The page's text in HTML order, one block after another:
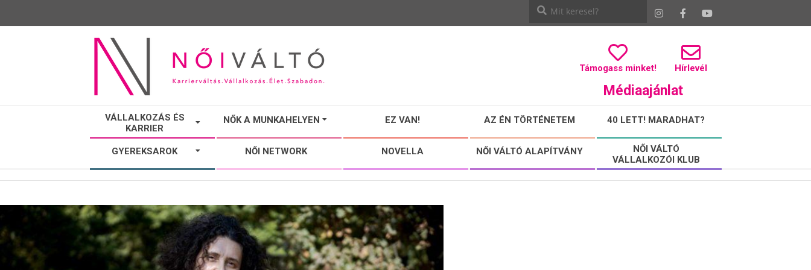
NŐI
VÁLTÓ
Támogass minket! Hírlevél
Médiaajánlat
VÁLLALKOZÁS ÉS
KARRIER
NŐK A MUNKAHELYEN EZ VAN! AZ ÉN TÖRTÉNETEM 40 LETT! MARADHAT?
GYEREKSAROK NŐI NETWORK NOVELLA NŐI VÁLTÓ ALAPÍTVÁNY
NŐI VÁLTÓ
VÁLLALKOZÓI KLUB